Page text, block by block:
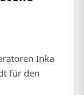
Inka
für den